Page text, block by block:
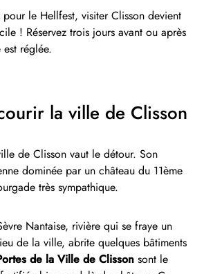
le Hellfest, visiter Clisson devient
! Réservez trois jours avant ou après
est réglée.
la ville de Clisson
de Clisson vaut le détour. Son
dominée par un château du 11ème
très sympathique.
Nantaise, rivière qui se fraye un
de la ville, abrite quelques bâtiments
de la Ville de Clisson sont le